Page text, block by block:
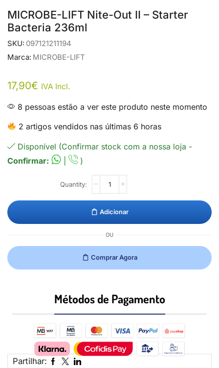
MICROBE-LIFT Nite-Out II – Starter
Bacteria 236ml
SKU: 097121211194
Marca: MICROBE-LIFT
17,90€ IVA Incl.
8 pessoas estão a ver este produto neste momento
2 artigos vendidos nas últimas 6 horas
Disponível (Confirmar stock com a nossa loja -
Confirmar:
)
Adicionar
OU
Comprar Agora
Métodos de Pagamento​
Partilhar: